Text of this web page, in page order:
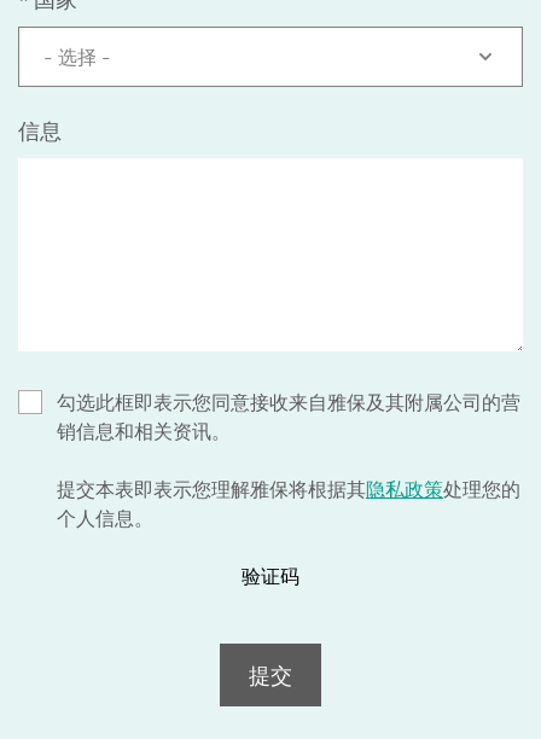
- 选择 -
信息
勾选此框即表示您同意接收来自雅保及其附属公司的营
销信息和相关资讯。
提交本表即表示您理解雅保将根据其隐私政策处理您的
个人信息。
验证码
提交